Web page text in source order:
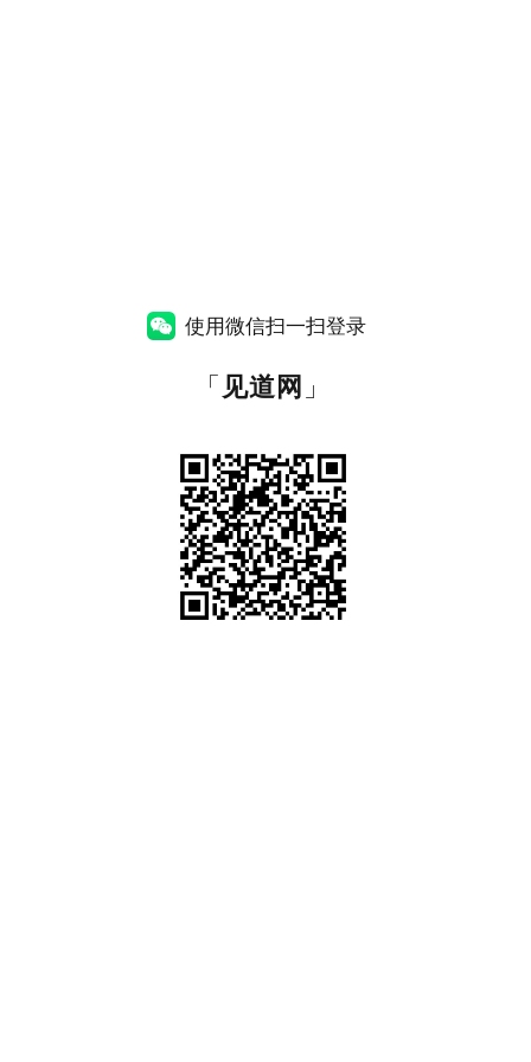
使用微信扫一扫登录
「 见道网 」